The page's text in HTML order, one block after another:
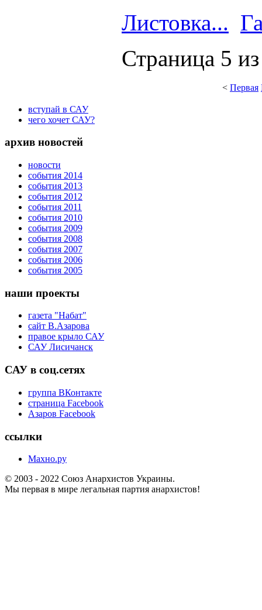
Листовка...
Страница 5
< Первая
вступай в САУ
чего хочет САУ?
архив новостей
новости
события 2014
события 2013
события 2012
события 2011
события 2010
события 2009
события 2008
события 2007
события 2006
события 2005
наши проекты
газета "Набат"
сайт В.Азарова
правое крыло САУ
САУ Лисичанск
САУ в соц.сетях
группа ВКонтакте
страница Facebook
Азаров Facebook
ссылки
Махно.ру
© 2003 - 2022 Союз Анархистов Украины.
Мы первая в мире легальная партия анархистов!